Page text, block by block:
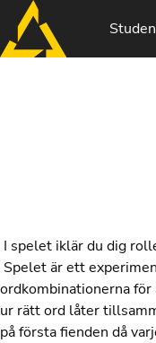
I spelet iklär du dig
Spelet är ett
ordkombinationerna
ur rätt ord låter
på första fienden då